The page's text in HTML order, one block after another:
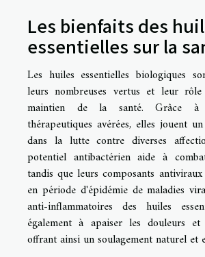
Les bienfaits des
essentielles sur la
Les huiles essentielles biologiques
leurs nombreuses vertus et leur
maintien de la santé. Grâce à
thérapeutiques avérées, elles jouent
dans la lutte contre diverses
potentiel antibactérien aide à
tandis que leurs composants
en période d'épidémie de maladies
anti-inflammatoires des huiles
également à apaiser les douleurs et
offrant ainsi un soulagement naturel et